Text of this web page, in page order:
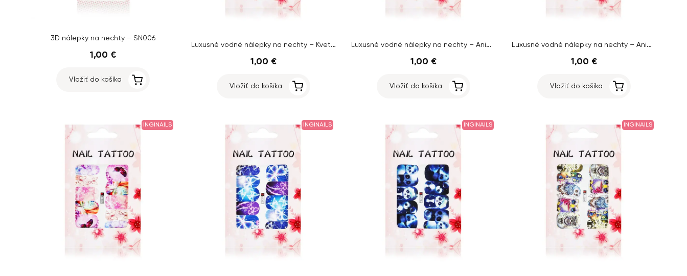
3D nálepky na nechty – SN006
1,00 €
Vložiť do košíka
Luxusné vodné nálepky na nechty – Kvety – YZW137
1,00 €
Vložiť do košíka
Luxusné vodné nálepky na nechty – Animal – A1308
1,00 €
Vložiť do košíka
Luxusné vodné nálepky na nechty – Animal – A1295
1,00 €
Vložiť do košíka
INGINAILS INGINAILS INGINAILS INGINAILS